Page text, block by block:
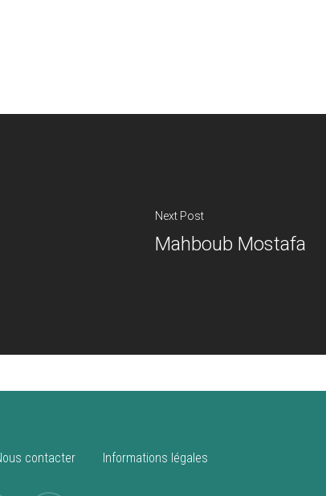
Next Post
Mahboub Mostafa
contacter Informations légales